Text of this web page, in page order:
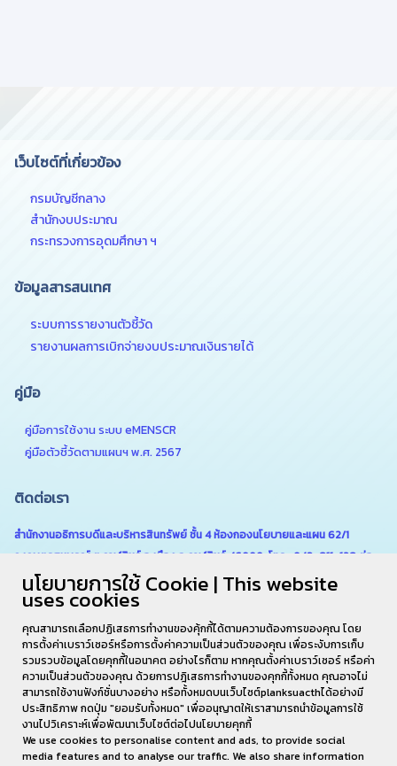
เว็บไซต์ที่เกี่ยวข้อง
กรมบัญชีกลาง
สำนักงบประมาณ
กระทรวงการอุดมศึกษา ฯ
ข้อมูลสารสนเทศ
ระบบการรายงานตัวชี้วัด
รายงานผลการเบิกจ่ายงบประมาณเงินรายได้
คู่มือ
คู่มือการใช้งาน ระบบ eMENSCR
คู่มือตัวชี้วัดตามแผนฯ พ.ศ. 2567
ติดต่อเรา
สำนักงานอธิการบดีและบริหารสินทรัพย์ ชั้น 4 ห้องกองนโยบายและแผน 62/1
ถ.เกษตรสมบูรณ์ ต.กาฬสินธุ์ อ.เมือง จ.กาฬสินธุ์ 46000 โทร . 043-811-128 ต่อ
6180
นโยบายการใช้ Cookie | This website
uses cookies
คุณสามารถเลือกปฏิเสธการทำงานของคุ้กกี้ได้ตามความต้องการของคุณ โดย
การตั้งค่าเบราว์เซอร์หรือการตั้งค่าความเป็นส่วนตัวของคุณ เพื่อระงับการเก็บ
รวมรวบข้อมูลโดยคุกกี้ในอนาคต อย่างไรก็ตาม หากคุณตั้งค่าเบราว์เซอร์ หรือค่า
ความเป็นส่วนตัวของคุณ ด้วยการปฎิเสธการทำงานของคุกกี้ทั้งหมด คุณอาจไม่
สามารถใช้งานฟังก์ชั่นบางอย่าง หรือทั้งหมดบนเว็บไซต์planksuacthได้อย่างมี
ประสิทธิภาพ กดปุ่ม "ยอมรับทั้งหมด" เพื่ออนุญาตให้เราสามารถนำข้อมูลการใช้
งานไปวิเคราะห์เพื่อพัฒนาเว็บไซต์ต่อไปนโยบายคุกกี้
We use cookies to personalise content and ads, to provide social
media features and to analyse our traffic. We also share information